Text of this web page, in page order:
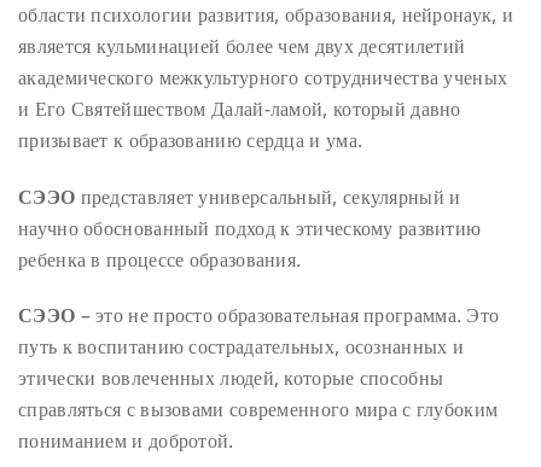
области психологии развития, образования, нейронаук, и
является кульминацией более чем двух десятилетий
академического межкультурного сотрудничества ученых
и Его Святейшеством Далай-ламой, который давно
призывает к образованию сердца и ума.
СЭЭО представляет универсальный, секулярный и
научно обоснованный подход к этическому развитию
ребенка в процессе образования.
СЭЭО – это не просто образовательная программа. Это
путь к воспитанию сострадательных, осознанных и
этически вовлеченных людей, которые способны
справляться с вызовами современного мира с глубоким
пониманием и добротой.